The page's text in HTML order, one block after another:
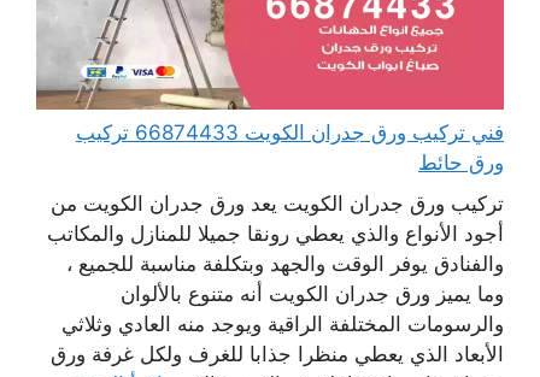
فني تركيب ورق جدران الكويت 66874433 تركيب
ورق حائط
تركيب ورق جدران الكويت يعد ورق جدران الكويت من
أجود الأنواع والذي يعطي رونقا جميلا للمنازل والمكاتب
والفنادق يوفر الوقت والجهد وبتكلفة مناسبة للجميع ،
وما يميز ورق جدران الكويت أنه متنوع بالألوان
والرسومات المختلفة الراقية ويوجد منه العادي وثلاثي
الأبعاد الذي يعطي منظرا جذابا للغرف ولكل غرفة ورق